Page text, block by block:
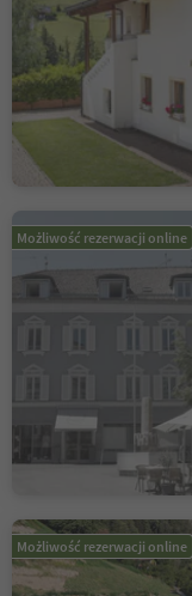
Możliwość rezerwacji online
Możliwość rezerwacji online